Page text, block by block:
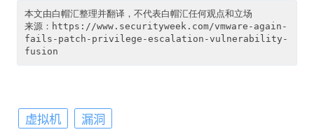
本文由白帽汇整理并翻译，不代表白帽汇任何观点和立场
来源：https://www.securityweek.com/vmware-again-
fails-patch-privilege-escalation-vulnerability-
虚拟机 漏洞